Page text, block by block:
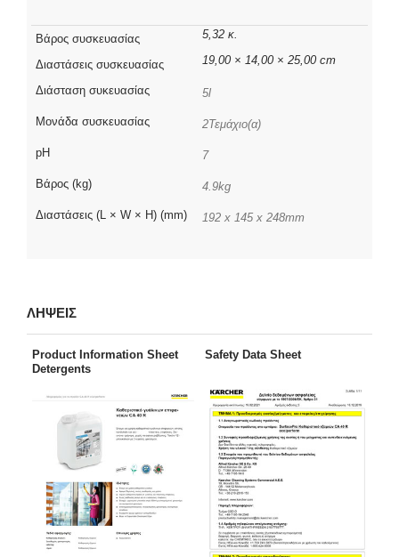
Βάρος συσκευασίας 5,32 κ.
Διαστάσεις συσκευασίας 19,00 × 14,00 × 25,00 cm
Διάσταση συκευασίας 5l
Μονάδα συσκευασίας 2Τεμάχιο(α)
pH 7
Βάρος (kg) 4.9kg
Διαστάσεις (L × W × H) (mm) 192 x 145 x 248mm
ΛΗΨΕΙΣ
Product Information Sheet
Detergents
Safety Data Sheet